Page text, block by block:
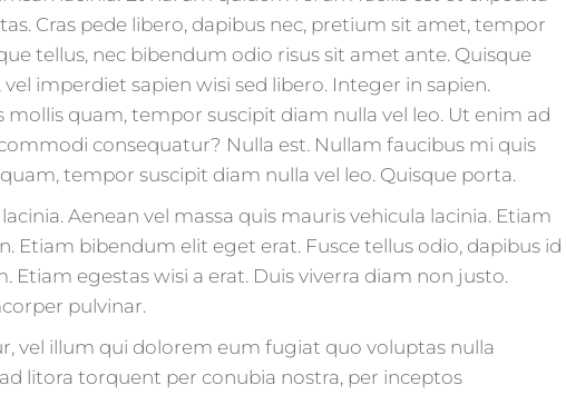
Cras pede libero, dapibus nec, pretium sit amet, tempor
tellus, nec bibendum odio risus sit amet ante. Quisque
imperdiet sapien wisi sed libero. Integer in sapien.
quam, tempor suscipit diam nulla vel leo. Ut enim ad
consequatur? Nulla est. Nullam faucibus mi quis
tempor suscipit diam nulla vel leo. Quisque porta.
Aenean vel massa quis mauris vehicula lacinia. Etiam
bibendum elit eget erat. Fusce tellus odio, dapibus id
egestas wisi a erat. Duis viverra diam non justo.
pulvinar.
vel illum qui dolorem eum fugiat quo voluptas nulla
litora torquent per conubia nostra, per inceptos